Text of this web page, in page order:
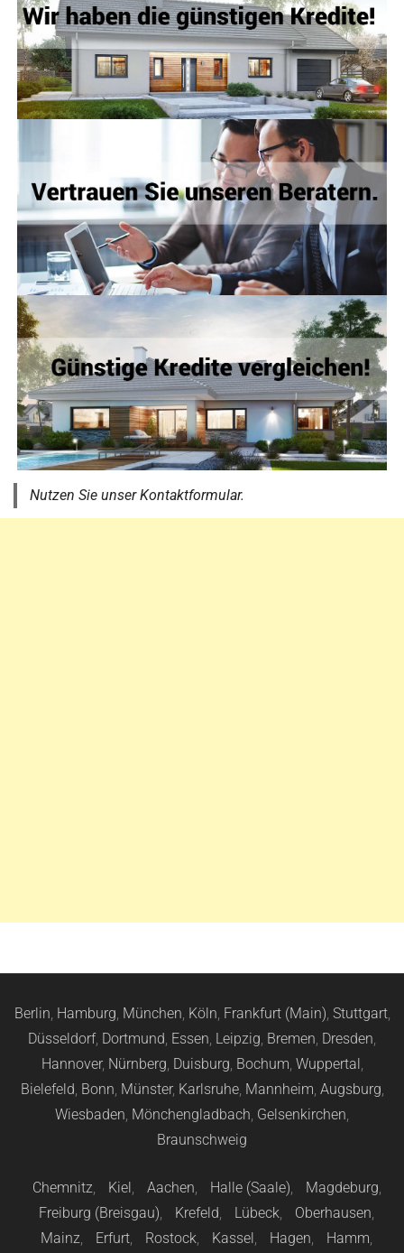
Nutzen Sie unser Kontaktformular.
Berlin, Hamburg, München, Köln, Frankfurt (Main), Stuttgart,
Düsseldorf, Dortmund, Essen, Leipzig, Bremen, Dresden,
Hannover, Nürnberg, Duisburg, Bochum, Wuppertal,
Bielefeld, Bonn, Münster, Karlsruhe, Mannheim, Augsburg,
Wiesbaden, Mönchengladbach, Gelsenkirchen,
Braunschweig
Chemnitz, Kiel, Aachen, Halle (Saale), Magdeburg,
Freiburg (Breisgau), Krefeld, Lübeck, Oberhausen,
Mainz, Erfurt, Rostock, Kassel, Hagen, Hamm,